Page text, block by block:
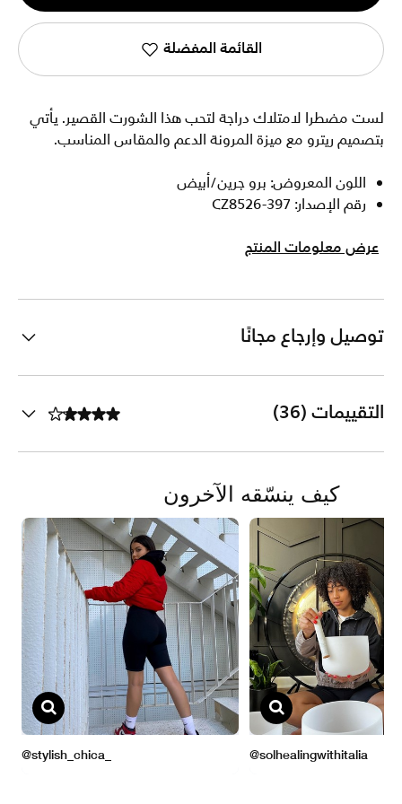
1
القائمة المفضلة
لست مضطرا لامتلاك دراجة لتحب هذا الشورت القصير. يأتي
بتصميم ريترو مع ميزة المرونة الدعم والمقاس المناسب.
اللون المعروض: برو جرين/أبيض
رقم الإصدار: CZ8526-397
عرض معلومات المنتج
توصيل وإرجاع مجانًا
التقييمات (36)